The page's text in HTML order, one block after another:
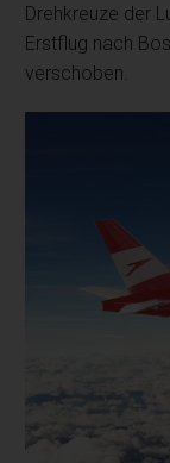
Drehkreuze der
Erstflug nach
verschoben.